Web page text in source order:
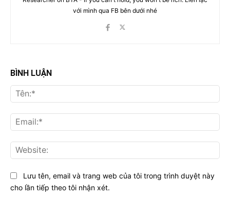
với mình qua FB bên dưới nhé
BÌNH LUẬN
Lưu tên, email và trang web của tôi trong trình duyệt này
cho lần tiếp theo tôi nhận xét.